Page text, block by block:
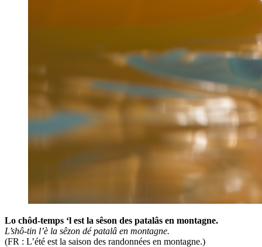
Lo chôd-temps ‘l est la sêson des patalâs en montagne.
L’shô-tin l’è la sêzon dé patalâ en montagne.
(FR : L’été est la saison des randonnées en montagne.)